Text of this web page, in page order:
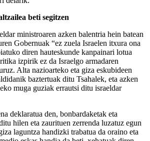
beti segitzen
ministroaren azken balentria hein batean
Gobernuak “ez zuela Israelen itxura ona
diren hauteskunde kanpainari lotua
izpirik ez da Israelgo armadaren
Alta nazioarteko eta giza eskubideen
baztertuak ditu Tsahalek, eta azken
muga guziak errautsi ditu israeldar
deklaratua den, bonbardaketak eta
hilen eta zaurituen zerrenda luzatuz egun
laguntza handizki trabatua da oraino eta